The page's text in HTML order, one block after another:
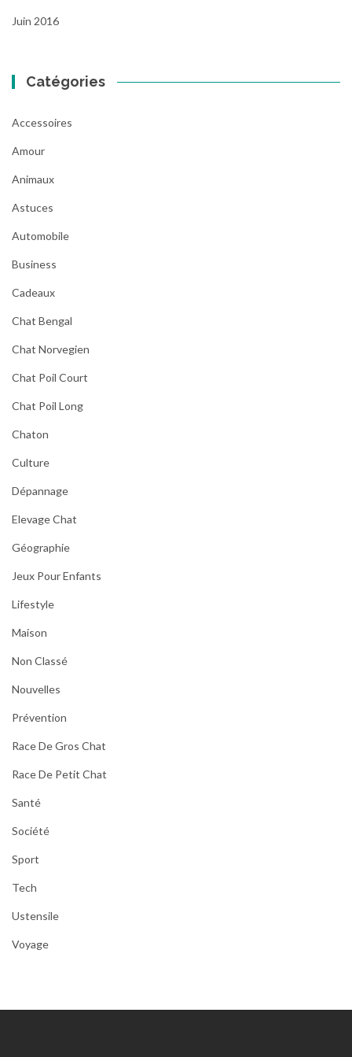
Juin 2016
Catégories
Accessoires
Amour
Animaux
Astuces
Automobile
Business
Cadeaux
Chat Bengal
Chat Norvegien
Chat Poil Court
Chat Poil Long
Chaton
Culture
Dépannage
Elevage Chat
Géographie
Jeux Pour Enfants
Lifestyle
Maison
Non Classé
Nouvelles
Prévention
Race De Gros Chat
Race De Petit Chat
Santé
Société
Sport
Tech
Ustensile
Voyage